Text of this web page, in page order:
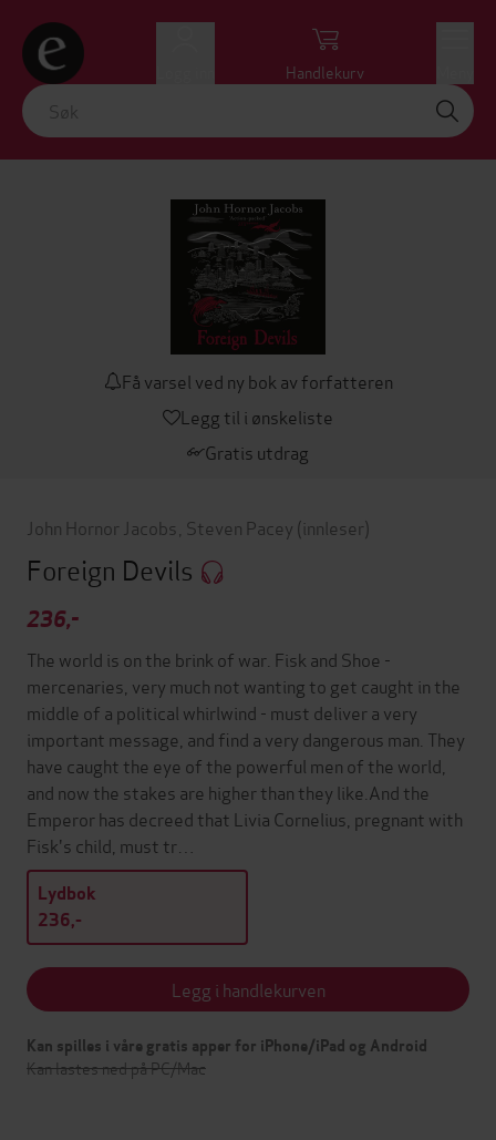
Handlekurv
Få varsel ved ny bok av forfatteren
Legg til i ønskeliste
Gratis utdrag
John Hornor Jacobs Steven Pacey (innleser)
Foreign Devils
236,-
The world is on the brink of war. Fisk and Shoe -
mercenaries, very much not wanting to get caught in the
middle of a political whirlwind - must deliver a very
important message, and find a very dangerous man. They
have caught the eye of the powerful men of the world,
and now the stakes are higher than they like.And the
Emperor has decreed that Livia Cornelius, pregnant with
Fisk's child, must tr…
Lydbok
236,-
Legg i handlekurven
Kan spilles i våre gratis apper for iPhone/iPad og Android
Kan lastes ned på PC/Mac